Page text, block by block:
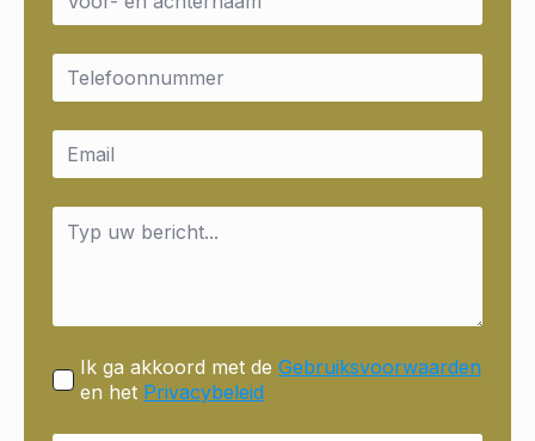
Email
Email
Message
Ik ga akkoord met de Gebruiksvoorwaarden
en het Privacybeleid